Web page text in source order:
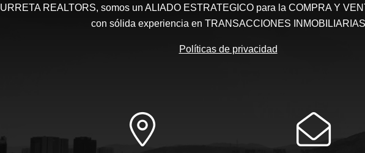
URRETA REALTORS, somos un ALIADO ESTRATEGICO para la COMPRA Y
con sólida experiencia en TRANSACCIONES INMOBILIARIAS
Políticas de privacidad